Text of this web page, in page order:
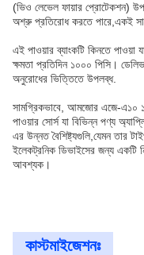
(ভিও লেভেল ফায়ার প্রোটেকশন)
অশ্রু প্রতিরোধ করতে পারে,একই
এই পাওয়ার ব্যাংকটি কিনতে
ক্ষমতা প্রতিদিন ১০০০ পিসি।
অনুরোধের ভিত্তিতে উপলব্ধ.
সামগ্রিকভাবে, আমজোর এজে-এ১০
পাওয়ার সোর্স যা বিভিন্ন পণ্য
এর উন্নত বৈশিষ্ট্যগুলি,যেমন তার
ইলেকট্রনিক ডিভাইসের জন্য
আবশ্যক।
কাস্টমাইজেশনঃ